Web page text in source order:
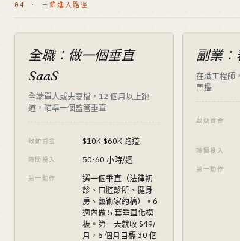
04 · 三條進入路徑
全職：做一個垂直
SaaS
全端單人或夫妻檔，12 個月以上跑
道，瞄準一個監管垂直
啟動資金 $10K-$60K 跑道
時間投入 50-60 小時/週
第一動作
選一個垂直（法律初
診、口腔診所、健身
房、藝術家約稿）。6
週內做 5 套垂直化模
板。第一天就收 $49/
月，6 個月目標 30 個
副業
在職工程師
門檻
啟動資金
時間投入
第一動作